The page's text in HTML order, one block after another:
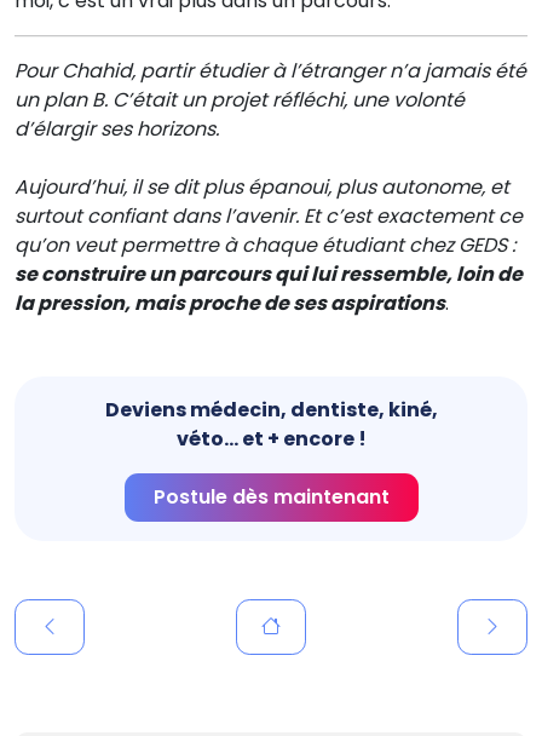
Pour Chahid, partir étudier à l’étranger n’a jamais été
un plan B. C’était un projet réfléchi, une volonté
d’élargir ses horizons.
Aujourd’hui, il se dit plus épanoui, plus autonome, et
surtout confiant dans l’avenir. Et c’est exactement ce
qu’on veut permettre à chaque étudiant chez GEDS :
se construire un parcours qui lui ressemble, loin de
la pression, mais proche de ses aspirations.
Deviens médecin, dentiste, kiné,
véto... et + encore !
Postule dès maintenant